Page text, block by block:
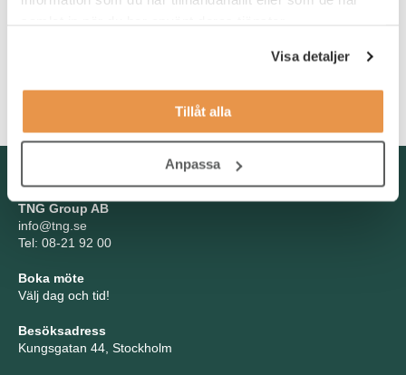
Visa detaljer
Tillåt alla
Anpassa
TNG Group AB
info@tng.se
Tel: 08-21 92 00
Boka möte
Välj dag och tid!
Besöksadress
Kungsgatan 44, Stockholm